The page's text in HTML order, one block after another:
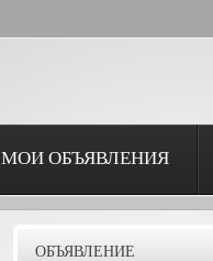
МОИ ОБЪЯВЛЕНИЯ
ОБЪЯВЛЕНИЕ